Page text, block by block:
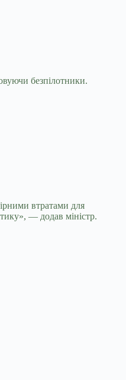
безпілотники.
втратами для
— додав міністр.